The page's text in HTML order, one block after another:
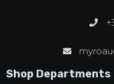
Shop Departments